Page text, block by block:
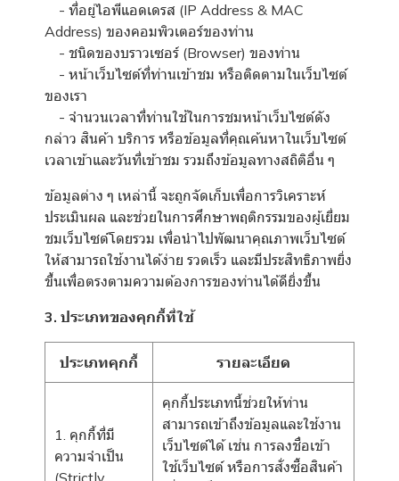
- ที่อยู่ไอพีแอดเดรส (IP Address & MAC
Address) ของคอมพิวเตอร์ของท่าน
- ชนิดของบราวเซอร์ (Browser) ของท่าน
- หน้าเว็บไซต์ที่ท่านเข้าชม หรือติดตามในเว็บไซต์
ของเรา
- จำนวนเวลาที่ท่านใช้ในการชมหน้าเว็บไซต์ดัง
กล่าว สินค้า บริการ หรือข้อมูลที่คุณค้นหาในเว็บไซต์
เวลาเข้าและวันที่เข้าชม รวมถึงข้อมูลทางสถิติอื่น ๆ
ข้อมูลต่าง ๆ เหล่านี้ จะถูกจัดเก็บเพื่อการวิเคราะห์
ประเมินผล และช่วยในการศึกษาพฤติกรรมของผู้เยี่ยม
ชมเว็บไซต์โดยรวม เพื่อนำไปพัฒนาคุณภาพเว็บไซต์
ให้สามารถใช้งานได้ง่าย รวดเร็ว และมีประสิทธิภาพยิ่ง
ขึ้นเพื่อตรงตามความต้องการของท่านได้ดียิ่งขึ้น
3. ประเภทของคุกกี้ที่ใช้
ประเภทคุกกี้ รายละเอียด
1. คุกกี้ที่มี
ความจำเป็น
(Strictly
คุกกี้ประเภทนี้ช่วยให้ท่าน
สามารถเข้าถึงข้อมูลและใช้งาน
เว็บไซต์ได้ เช่น การลงชื่อเข้า
ใช้เว็บไซต์ หรือการสั่งซื้อสินค้า